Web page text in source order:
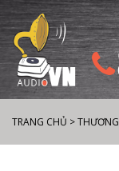
TRANG CHỦ >